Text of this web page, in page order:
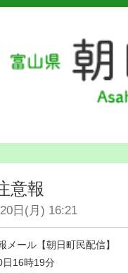
意報
日(月) 16:21
メール【朝日町民配信】
16時19分